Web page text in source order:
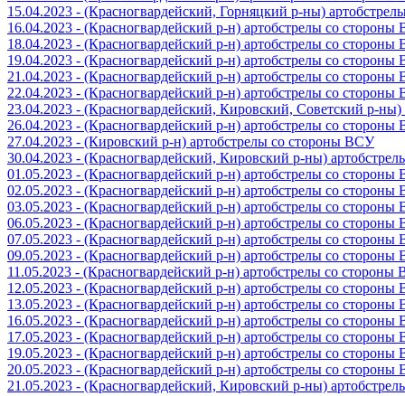
15.04.2023 - (Красногвардейский, Горняцкий р-ны)
16.04.2023 - (Красногвардейский р-н) артобстрелы со
18.04.2023 - (Красногвардейский р-н) артобстрелы со
19.04.2023 - (Красногвардейский р-н) артобстрелы со
21.04.2023 - (Красногвардейский р-н) артобстрелы со
22.04.2023 - (Красногвардейский р-н) артобстрелы со
23.04.2023 - (Красногвардейский, Кировский, Советский р-
26.04.2023 - (Красногвардейский р-н) артобстрелы со
27.04.2023 - (Кировский р-н) артобстрелы со стороны ВСУ
30.04.2023 - (Красногвардейский, Кировский р-ны)
01.05.2023 - (Красногвардейский р-н) артобстрелы со
02.05.2023 - (Красногвардейский р-н) артобстрелы со
03.05.2023 - (Красногвардейский р-н) артобстрелы со
06.05.2023 - (Красногвардейский р-н) артобстрелы со
07.05.2023 - (Красногвардейский р-н) артобстрелы со
09.05.2023 - (Красногвардейский р-н) артобстрелы со
11.05.2023 - (Красногвардейский р-н) артобстрелы со стороны
12.05.2023 - (Красногвардейский р-н) артобстрелы со
13.05.2023 - (Красногвардейский р-н) артобстрелы со
16.05.2023 - (Красногвардейский р-н) артобстрелы со
17.05.2023 - (Красногвардейский р-н) артобстрелы со
19.05.2023 - (Красногвардейский р-н) артобстрелы со
20.05.2023 - (Красногвардейский р-н) артобстрелы со
21.05.2023 - (Красногвардейский, Кировский р-ны)